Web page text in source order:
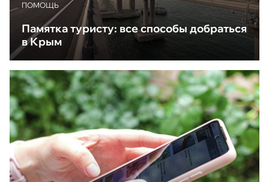
ПОМОЩЬ
Памятка туристу: все способы добраться
в Крым